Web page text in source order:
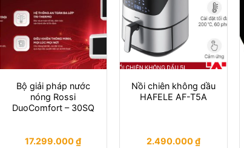
Bộ giải pháp nước
nóng Rossi
DuoComfort – 30SQ
17.299.000₫
Nồi chiên không dầu
HAFELE AF-T5A
2.490.000₫